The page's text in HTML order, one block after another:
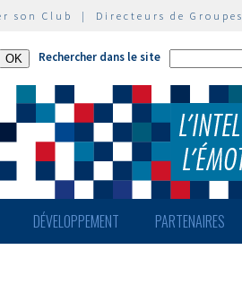
son Club | Directeurs de Groupes
Rechercher dans le site
DÉVELOPPEMENT PARTENAIRES